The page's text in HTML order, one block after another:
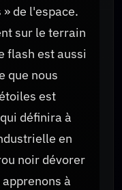
de l'espace.
sur le terrain
flash est aussi
que nous
est
définira à
en
noir dévorer
à